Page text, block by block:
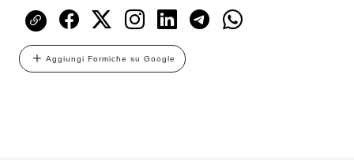
Aggiungi Formiche su Google